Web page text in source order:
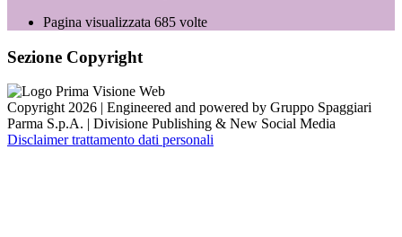
Pagina visualizzata 685 volte
Sezione Copyright
Copyright 2026 | Engineered and powered by Gruppo Spaggiari
Parma S.p.A. | Divisione Publishing & New Social Media
Disclaimer trattamento dati personali